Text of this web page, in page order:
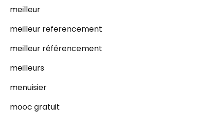
meilleur
meilleur referencement
meilleur référencement
meilleurs
menuisier
mooc gratuit